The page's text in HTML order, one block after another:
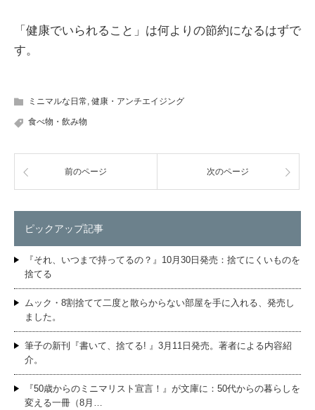
「健康でいられること」は何よりの節約になるはずで
す。
ミニマルな日常, 健康・アンチエイジング
食べ物・飲み物
前のページ 次のページ
ピックアップ記事
『それ、いつまで持ってるの？』10月30日発売：捨てにくいものを
捨てる
ムック・8割捨てて二度と散らからない部屋を手に入れる、発売し
ました。
筆子の新刊『書いて、捨てる! 』3月11日発売。著者による内容紹
介。
『50歳からのミニマリスト宣言！』が文庫に：50代からの暮らしを
変える一冊（8月…